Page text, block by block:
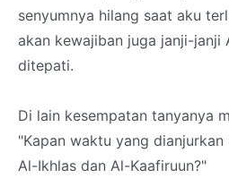
senyumnya hilang saat aku
akan kewajiban juga janji-janji
ditepati.
Di lain kesempatan tanyanya
"Kapan waktu yang
Al-Ikhlas dan Al-Kaafiruun?"